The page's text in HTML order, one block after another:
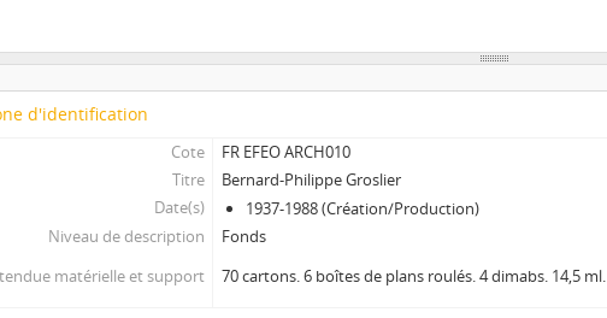
d'identification
Cote
FR EFEO ARCH010
Titre
Bernard-Philippe Groslier
Date(s)
1937-1988 (Création/Production)
Niveau de description
Fonds
matérielle et support
70 cartons. 6 boîtes de plans roulés. 4 dimabs. 14,5 ml.